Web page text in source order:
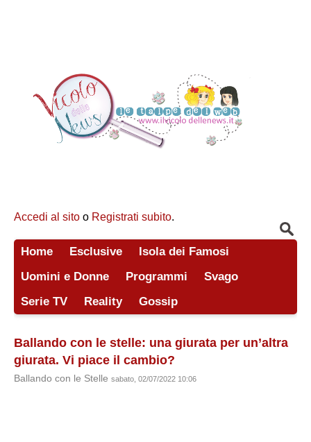
Accedi al sito o Registrati subito.
Home Esclusive
Isola dei Famosi
Uomini e Donne
Programmi
Svago
Serie TV
Reality Gossip
Ballando con le stelle: una giurata per un’altra
giurata. Vi piace il cambio?
Ballando con le Stelle sabato, 02/07/2022 10:06